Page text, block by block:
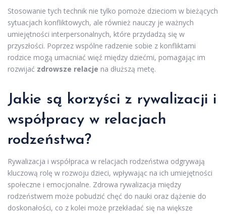
Stosowanie tych technik nie tylko pomoże dzieciom w bieżących
sytuacjach konfliktowych, ale również nauczy je ważnych
umiejętności interpersonalnych, które przydadzą się w
przyszłości. Poprzez wspólne radzenie sobie z konfliktami
rodzice mogą umacniać więź między dziećmi, pomagając im
rozwijać zdrowsze relacje na dłuższą metę.
Jakie są korzyści z rywalizacji i
współpracy w relacjach
rodzeństwa?
Rywalizacja i współpraca w relacjach rodzeństwa odgrywają
kluczową rolę w rozwoju dzieci, wpływając na ich umiejętności
społeczne i emocjonalne. Zdrowa rywalizacja między
rodzeństwem może pobudzić chęć do nauki oraz dążenie do
doskonałości, co z kolei może przekładać się na większe